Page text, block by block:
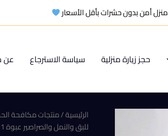
منزل أمن بدون حشرات بأقل الأسعار
حجز زيارة منزلية سياسة الاسترجاع عن
الرئيسية/منتجات مكافحة
للبق والنمل والصراصير عبوة 1 لتر